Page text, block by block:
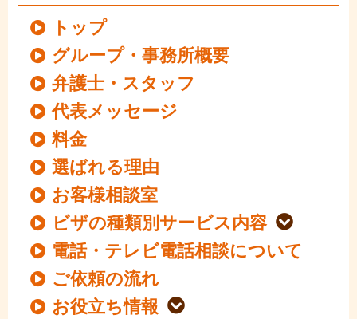
トップ
グループ・事務所概要
弁護士・スタッフ
代表メッセージ
料金
選ばれる理由
お客様相談室
ビザの種類別サービス内容
電話・テレビ電話相談について
ご依頼の流れ
お役立ち情報